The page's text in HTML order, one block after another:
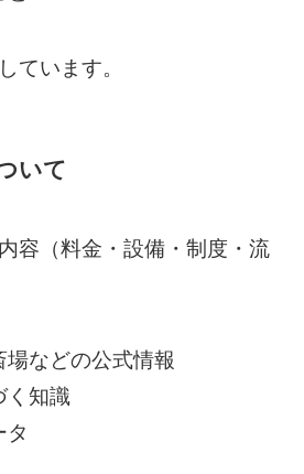
ています。
いて
容（料金・設備・制度・流
場などの公式情報
く知識
タ